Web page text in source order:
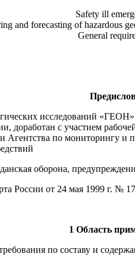
Safety ill
and forecasting of hazardous
General
исследований
доработан с участием
по мониторингу
оборона,
от 24 мая 1999 г. №
1 Область
по составу и